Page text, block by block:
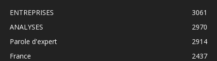
ENTREPRISES
3061
ANALYSES
2970
Parole d'expert
2914
France
2437